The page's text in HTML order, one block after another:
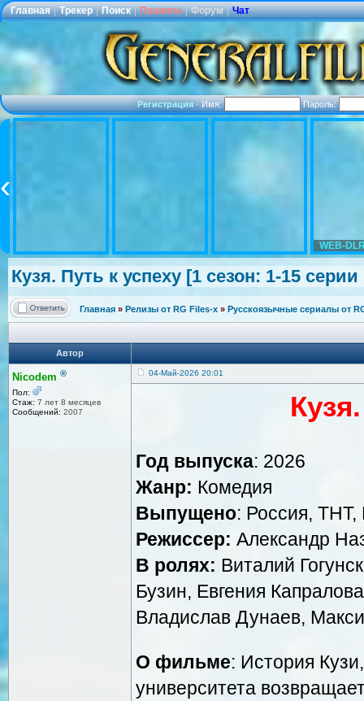
Главная | Трекер | Поиск | Правила | Форум | Чат
Регистрация·Имя: Пароль:
WEB-
Кузя. Путь к успеху [1 сезон: 1-15
Главная » Релизы от RG Files-x » Русскоязычные сериалы от
Автор
Nicodem ®
Пол:
Стаж: 7 лет 8 месяцев
Сообщений: 2007
04-Май-2026 20:01
Год выпуска: 2026
Жанр: Комедия
Выпущено: Россия, ТНТ,
Режиссер: Александр
В ролях: Виталий
Бузин, Евгения
Владислав Дунаев,
О фильме: История
университета